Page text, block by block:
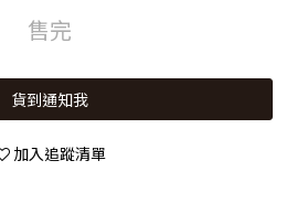
售完
貨到通知我
加入追蹤清單